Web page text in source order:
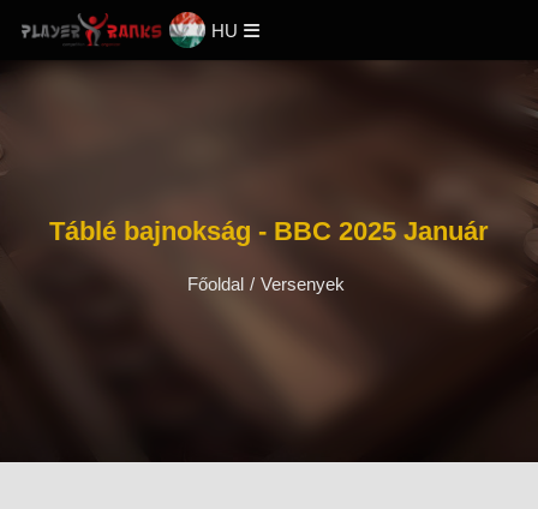
HU
Táblé bajnokság - BBC 2025 Január
Főoldal / Versenyek